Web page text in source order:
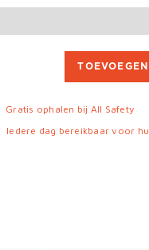
TOEVOEGEN
Gratis ophalen bij All Safety
Iedere dag bereikbaar voor